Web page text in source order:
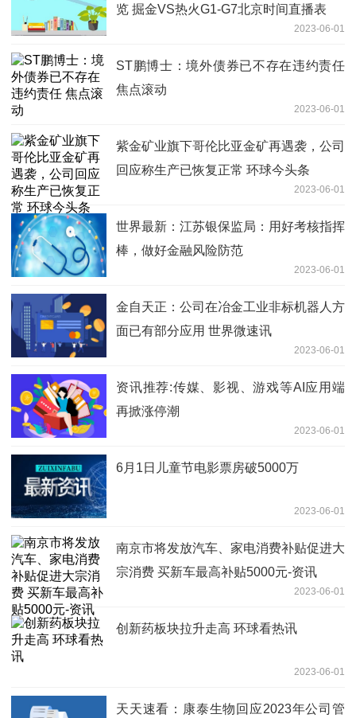
览 掘金VS热火G1-G7北京时间直播表
2023-06-01
ST鹏博士：境外债券已不存在违约责任
焦点滚动
2023-06-01
紫金矿业旗下哥伦比亚金矿再遇袭，公司
回应称生产已恢复正常 环球今头条
2023-06-01
世界最新：江苏银保监局：用好考核指挥
棒，做好金融风险防范
2023-06-01
金自天正：公司在冶金工业非标机器人方
面已有部分应用 世界微速讯
2023-06-01
资讯推荐:传媒、影视、游戏等AI应用端
再掀涨停潮
2023-06-01
6月1日儿童节电影票房破5000万
2023-06-01
南京市将发放汽车、家电消费补贴促进大
宗消费 买新车最高补贴5000元-资讯
2023-06-01
创新药板块拉升走高 环球看热讯
2023-06-01
天天速看：康泰生物回应2023年公司管